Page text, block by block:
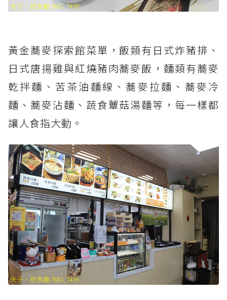
黃金蕎麥探索館菜單，飯類有日式炸豬排、
日式唐揚雞與紅燒豬肉蕎麥飯，麵類有蕎麥
乾拌麵、苦茶油麵線、蕎麥拉麵、蕎麥冷
麵、蕎麥沾麵、蔬食蕈菇湯麵等，每一樣都
讓人食指大動。